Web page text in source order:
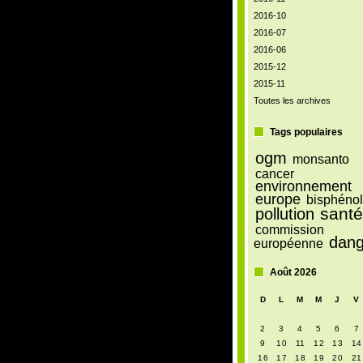
2016-10
2016-07
2016-06
2015-12
2015-11
Toutes les archives
Tags populaires
ogm monsanto
cancer
environnement
europe
pollution santé
commission
européenne
Août 2026
D L M M J V
2
3 4 5 6 7
9
10 11 12 13 14
16
17 18 19 20 21